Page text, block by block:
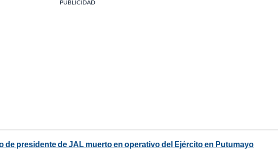
PUBLICIDAD
de presidente de JAL muerto en operativo del Ejército en Putumayo